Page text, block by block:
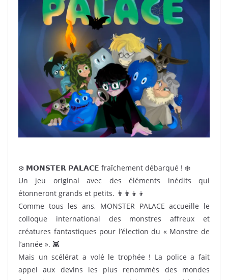
❄️ 𝗠𝗢𝗡𝗦𝗧𝗘𝗥 𝗣𝗔𝗟𝗔𝗖𝗘 fraîchement débarqué ! ❄️
Un jeu original avec des éléments inédits qui
étonneront grands et petits. 👨‍👨‍👦‍👦
Comme tous les ans, MONSTER PALACE accueille le
colloque international des monstres affreux et
créatures fantastiques pour l’élection du « Monstre de
l’année ». 👾
Mais un scélérat a volé le trophée ! La police a fait
appel aux devins les plus renommés des mondes